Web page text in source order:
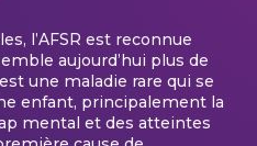
l’AFSR est reconnue
aujourd’hui plus de
une maladie rare qui se
enfant, principalement la
mental et des atteintes